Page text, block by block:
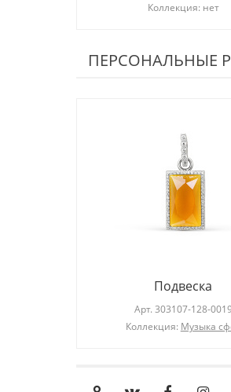
Коллекция: нет
ПЕРСОНАЛЬНЫЕ
Подвеска
Арт. 303107-128-0019
Коллекция: Музыка